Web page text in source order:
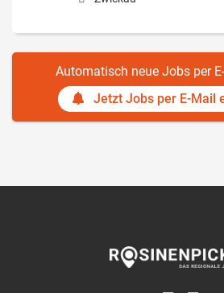
Automatisch neue Jobs per
Jetzt Jobs per E-Mail